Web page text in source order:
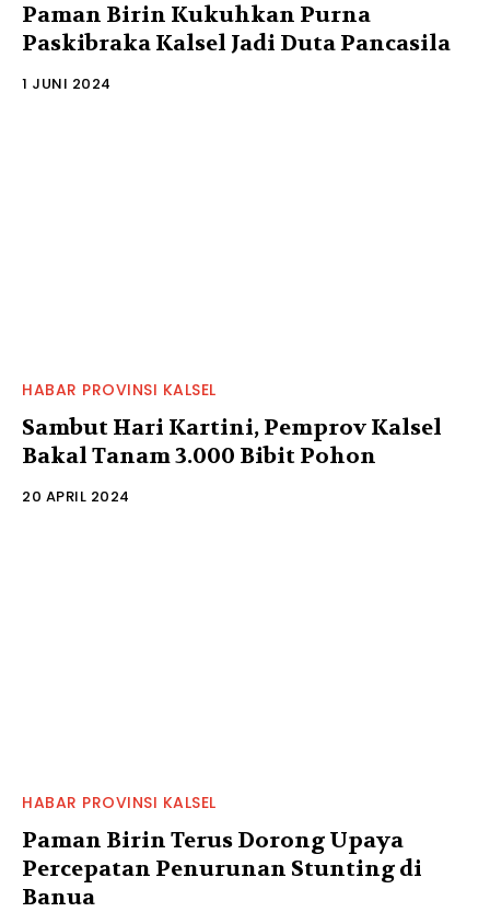
Paman Birin Kukuhkan Purna
Paskibraka Kalsel Jadi Duta Pancasila
1 JUNI 2024
HABAR PROVINSI KALSEL
Sambut Hari Kartini, Pemprov Kalsel
Bakal Tanam 3.000 Bibit Pohon
20 APRIL 2024
HABAR PROVINSI KALSEL
Paman Birin Terus Dorong Upaya
Percepatan Penurunan Stunting di
Banua